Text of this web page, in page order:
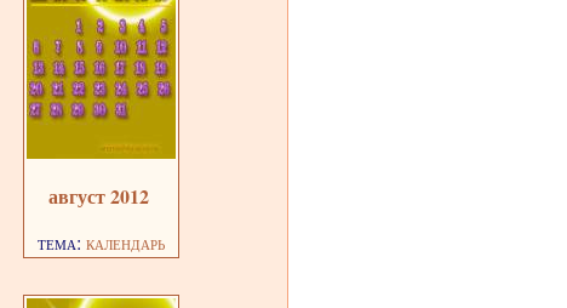
август 2012
тема: календарь